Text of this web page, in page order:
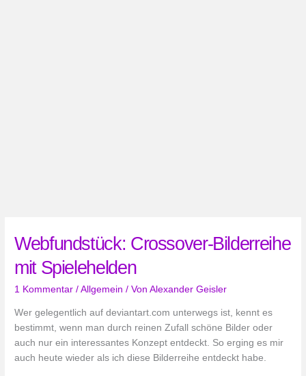
Webfundstück: Crossover-Bilderreihe
mit Spielehelden
1 Kommentar /Allgemein / VonAlexander Geisler
Wer gelegentlich auf deviantart.com unterwegs ist, kennt es
bestimmt, wenn man durch reinen Zufall schöne Bilder oder
auch nur ein interessantes Konzept entdeckt. So erging es mir
auch heute wieder als ich diese Bilderreihe entdeckt habe.